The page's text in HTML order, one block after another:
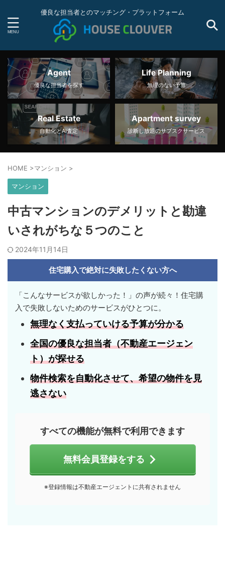
優良な担当者とのマッチング・プラットフォーム
Agent
優良な担当者を探す
Life Planning
無理のない予算
Real Estate
自動化とAI査定
Apartment survey
診断し放題のサブスクサービス
HOME >マンション >
マンション
中古マンションのデメリットと勘違
いされがちな５つのこと
2024年11月14日
住宅購入で絶対に失敗したくない方へ
「こんなサービスが欲しかった！」の声が続々！住宅購
入で失敗しないためのサービスがひとつに。
無理なく支払っていける予算が分かる
全国の優良な担当者（不動産エージェン
ト）が探せる
物件検索を自動化させて、希望の物件を見
逃さない
すべての機能が無料で利用できます
無料会員登録をする
※登録情報は不動産エージェントに共有されません